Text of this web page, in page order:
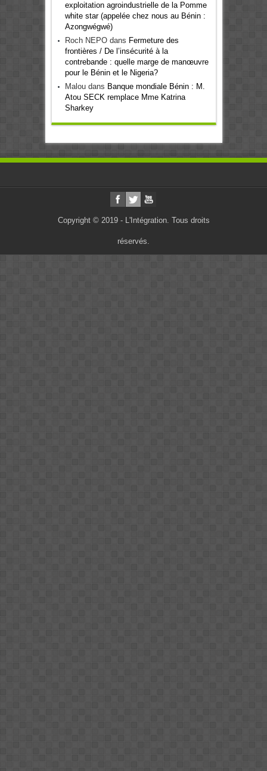
exploitation agroindustrielle de la Pomme
white star (appelée chez nous au Bénin :
Azongwégwé)
Roch NEPOdans Fermeture des
frontières / De l’insécurité à la
contrebande : quelle marge de manœuvre
pour le Bénin et le Nigeria?
Maloudans Banque mondiale Bénin : M.
Atou SECK remplace Mme Katrina
Sharkey
Copyright © 2019 - L'Intégration. Tous droits
réservés.